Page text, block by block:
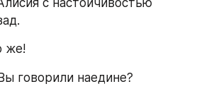
с настойчивостью
же!
говорили наедине?